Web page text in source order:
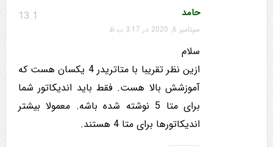
13.1 حامد
سپتامبر 6, 2020 در 3:17 ب.ظ
سلام
ازین نظر تقریبا با متاتریدر 4 یکسان هست که
آموزشش بالا هست. فقط باید اندیکاتور شما
برای متا 5 نوشته شده باشه. معمولا بیشتر
اندیکاتورها برای متا 4 هستند.